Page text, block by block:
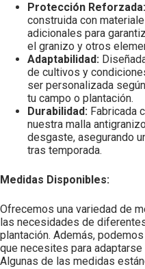
Protección Reforzada:
construida con
adicionales para
el granizo y otros
Adaptabilidad:
de cultivos y
ser personalizada
tu campo o plantación.
Durabilidad: Fabricada
nuestra malla
desgaste, asegurando
tras temporada.
Medidas Disponibles:
Ofrecemos una variedad de
las necesidades de
plantación. Además,
que necesites para
Algunas de las medidas